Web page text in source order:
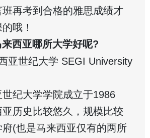
再考到合格的雅思成绩才
哦！
西亚哪所大学好呢?
世纪大学 SEGI University
大学学院成立于1986
历史比较悠久，规模比较
府(也是马来西亚仅有的两所